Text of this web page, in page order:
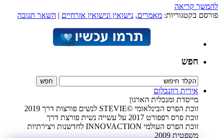
להמשך קריאה
פורסם בקטגוריות: מאמרים, נישואין ונישואין אזרחיים | השאר תגובה
חפש
אירית רוזנבלום
מייסדת ומנכלית הארגון
זוכת הפרס הבינלאומי ©STEVIE לנשים פורצות דרך 2019
זוכת פרס רפפורט 2017 על עשייה נשית פורצת דרך
זוכת הפרס העולמי INNOVACTION לחדשנות ויצירתיות
משפטית 2009